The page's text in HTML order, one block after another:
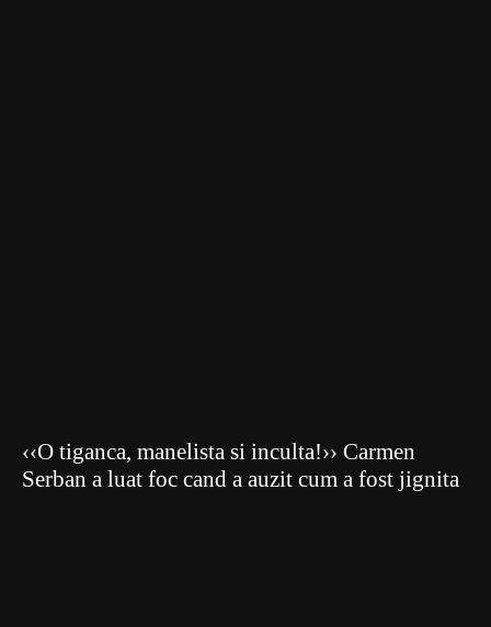
‹‹O tiganca, manelista si inculta!›› Carmen
Serban a luat foc cand a auzit cum a fost jignita